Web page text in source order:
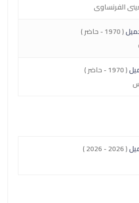
الفرنساوى
( 1970 - حاضر )
( 1970 - حاضر )
( 2026 - 2026 )